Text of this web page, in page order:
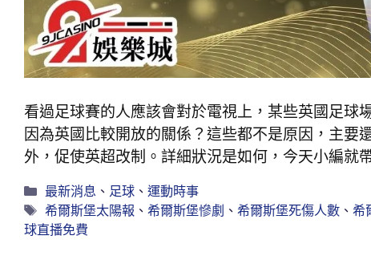
看過足球賽的人應該會對於電視上，某些英國足球
因為英國比較開放的關係？這些都不是原因，主
外，促使英超改制。詳細狀況是如何，今天小編就
最新消息 、 足球、 運動時事
希爾斯堡太陽報 、 希爾斯堡慘劇 、 希爾斯堡死傷人數、 希
球直播免費